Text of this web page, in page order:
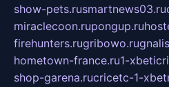
show-pets.rusmartnews03.ru
miraclecoon.rupongup.ru
firehunters.rugribowo.ru
hometown-france.ru1-
shop-garena.rucricetc-1-